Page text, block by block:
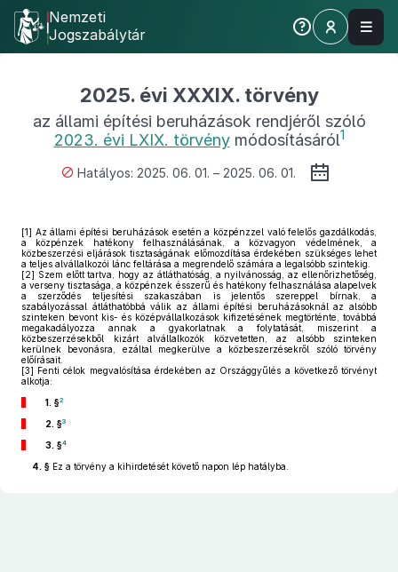
Nemzeti
Jogszabálytár
2025. évi XXXIX. törvény
az állami építési beruházások rendjéről szóló
2023. évi LXIX. törvénymódosításáról1
Hatályos: 2025. 06. 01. – 2025. 06. 01.
[1] Az állami építési beruházások esetén a közpénzzel való felelős gazdálkodás,
a közpénzek hatékony felhasználásának, a közvagyon védelmének, a
közbeszerzési eljárások tisztaságának előmozdítása érdekében szükséges lehet
a teljes alvállalkozói lánc feltárása a megrendelő számára a legalsóbb szintekig.
[2] Szem előtt tartva, hogy az átláthatóság, a nyilvánosság, az ellenőrizhetőség,
a verseny tisztasága, a közpénzek ésszerű és hatékony felhasználása alapelvek
a szerződés teljesítési szakaszában is jelentős szereppel bírnak, a
szabályozással átláthatóbbá válik az állami építési beruházásoknál az alsóbb
szinteken bevont kis- és középvállalkozások kifizetésének megtörténte, továbbá
megakadályozza annak a gyakorlatnak a folytatását, miszerint a
közbeszerzésekből kizárt alvállalkozók közvetetten, az alsóbb szinteken
kerülnek bevonásra, ezáltal megkerülve a közbeszerzésekről szóló törvény
előírásait.
[3] Fenti célok megvalósítása érdekében az Országgyűlés a következő törvényt
alkotja:
1. §2
2. §3
3. §4
4. § Ez a törvény a kihirdetését követő napon lép hatályba.